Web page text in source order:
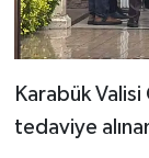
Karabük
tedaviye